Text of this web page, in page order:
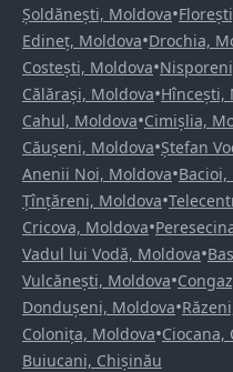
Șoldănești, Moldova•
Edineț, Moldova•Drochia,
Costești, Moldova•
Călărași, Moldova•Hîncești,
Cahul, Moldova•Cimișlia,
Căușeni, Moldova•Ștefan
Anenii Noi, Moldova•Bacioi,
Țînțăreni, Moldova•
Cricova, Moldova•
Vadul lui Vodă, Moldova•
Vulcănești, Moldova•
Dondușeni, Moldova•
Colonița, Moldova•Ciocana,
Buiucani, Chișinău